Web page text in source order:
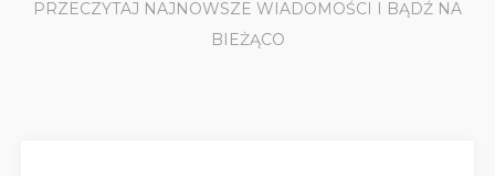
PRZECZYTAJ NAJNOWSZE WIADOMOŚCI I BĄDŹ NA
BIEŻĄCO